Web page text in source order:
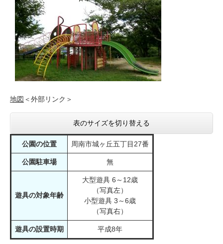
地図 ＜外部リンク＞
表のサイズを切り替える
公園の位置 周南市城ヶ丘五丁目27番
公園駐車場 無
遊具の対象年齢
大型遊具 6～12歳
（写真左）
小型遊具 3～6歳
（写真右）
遊具の設置時期 平成8年